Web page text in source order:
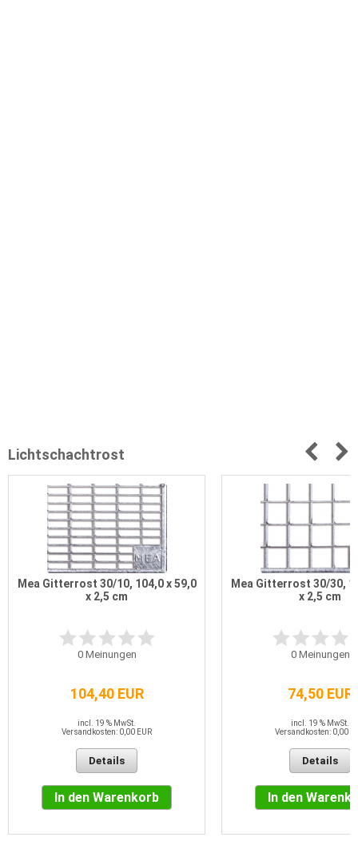
Lichtschachtrost
Mea Gitterrost 30/10, 104,0 x 59,0
x 2,5 cm
0Meinungen
104,40 EUR
incl. 19 % MwSt.
Versandkosten: 0,00 EUR
Details
In den Warenkorb
Mea Gitterrost 30/30,
x 2,5 cm
0Meinungen
74,50 EUR
incl. 19 % MwSt.
Versandkosten: 0,00
Details
In den